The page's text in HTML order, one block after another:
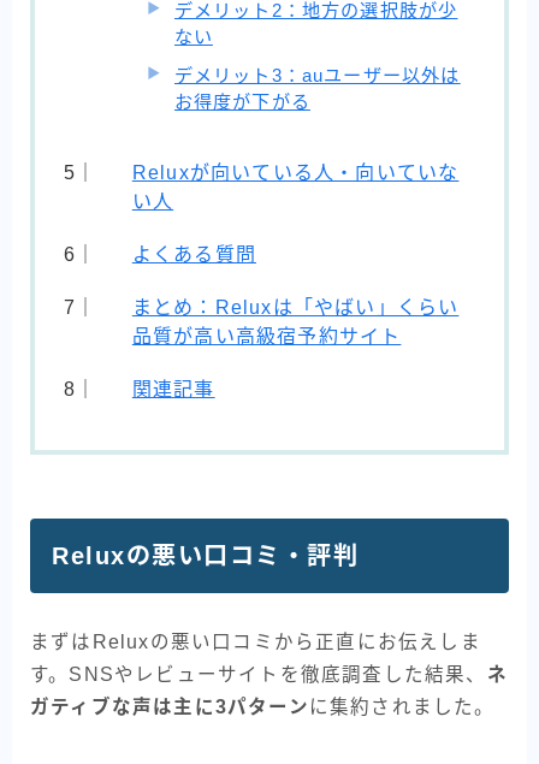
デメリット2：地方の選択肢が少
ない
デメリット3：auユーザー以外は
お得度が下がる
Reluxが向いている人・向いていな
い人
よくある質問
まとめ：Reluxは「やばい」くらい
品質が高い高級宿予約サイト
関連記事
Reluxの悪い口コミ・評判
まずはReluxの悪い口コミから正直にお伝えしま
す。SNSやレビューサイトを徹底調査した結果、 ネ
ガティブな声は主に3パターン に集約されました。